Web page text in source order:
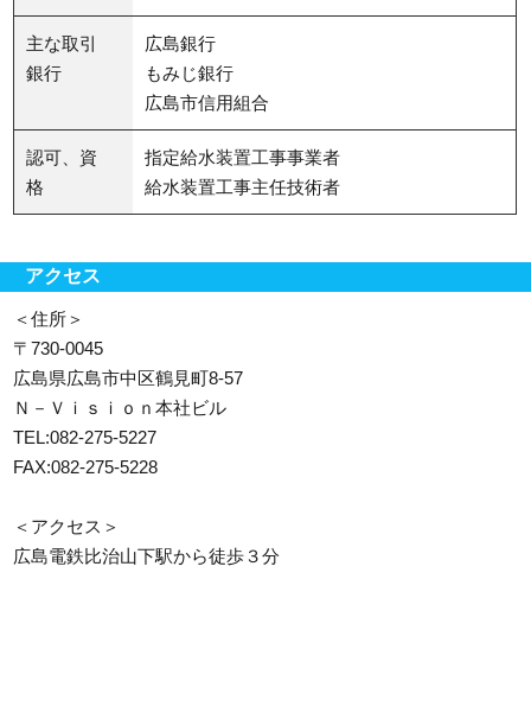
主な取引
銀行
広島銀行
もみじ銀行
広島市信用組合
認可、資
格
指定給水装置工事事業者
給水装置工事主任技術者
アクセス
＜住所＞
〒730-0045
広島県広島市中区鶴見町8-57
Ｎ－Ｖｉｓｉｏｎ本社ビル
TEL:082-275-5227
FAX:082-275-5228
＜アクセス＞
広島電鉄比治山下駅から徒歩３分